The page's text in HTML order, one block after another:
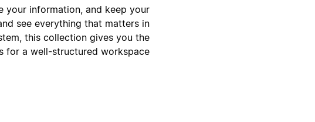
your information, and keep your
see everything that matters in
this collection gives you the
for a well-structured workspace.